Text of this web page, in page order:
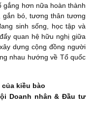
gắng hơn nữa hoàn thành
gắn bó, tương thân tương
sinh sống, học tập và
quan hệ hữu nghị giữa
dựng cộng đồng người
nhau hướng về Tổ quốc
kiều bào
Doanh nhân & Đầu tư